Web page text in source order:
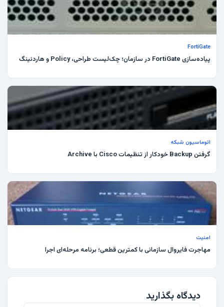
FortiGate
پیاده‌سازی FortiGate در سازمان؛ چک‌لیست طراحی، Policy و هاردنینگ
اتوماسیون شبکه
گرفتن Backup خودکار از تنظیمات Cisco با Archive
امنیت
مهاجرت فایروال سازمانی با کمترین قطعی؛ برنامه مرحله‌ای اجرا
دیدگاه بگذارید